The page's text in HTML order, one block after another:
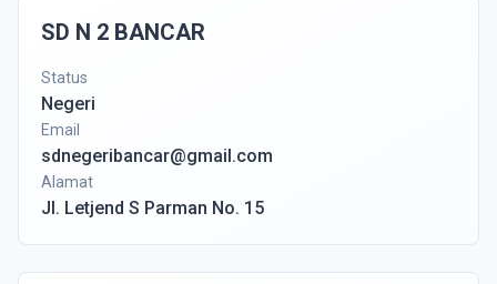
SD N 2 BANCAR
Status
Negeri
Email
sdnegeribancar@gmail.com
Alamat
Jl. Letjend S Parman No. 15